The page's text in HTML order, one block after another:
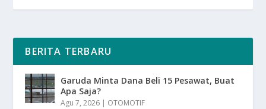
BERITA TERBARU
Garuda Minta Dana Beli 15 Pesawat, Buat
Apa Saja?
Agu 7, 2026 | OTOMOTIF